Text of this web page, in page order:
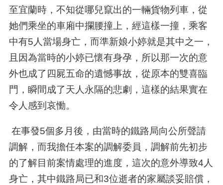
至宜蘭時，不知從哪兒竄出的一輛貨物列車，從
她們乘坐的車廂中攔腰撞上，經這樣一撞，乘客
中有5 人當場身亡，而準新娘小婷就是其中之一，
且因為當時的小婷已懷有身孕，所以那一次的意
外也成了四屍五命的遺憾事故，從原本的雙喜臨
門，瞬間成了天人永隔的悲劇，這樣的結果實在
令人感到哀慟。
在事發5個多月後，由當時的鐵路局向公所聲請
調解，而我擔任本案的調解委員，調解前先初步
的了解目前案情處理的進度，這次的意外導致4 人
身亡，其中鐵路局已和3位逝者的家屬談妥賠償，